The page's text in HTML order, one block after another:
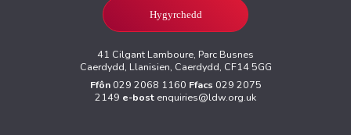
Hygyrchedd
41 Cilgant Lamboure, Parc Busnes
Caerdydd, Llanisien, Caerdydd, CF14 5GG
Ffôn 029 2068 1160 Ffacs 029 2075
2149 e-bost enquiries@ldw.org.uk